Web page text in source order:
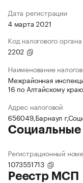
Дата регистрации
4 марта 2021
Код налогового органа
2202
Наименование
Межрайонная
16 по Алтайскому краю
Адрес налоговой
656049,Барнаул
Регистрационный
1073551713
Реестр МСП